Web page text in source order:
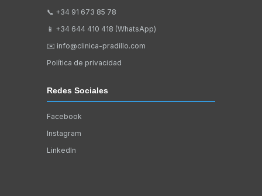
📞 +34 91 673 85 78
📱 +34 644 410 418 (WhatsApp)
✉️ info@clinica-pradillo.com
Política de privacidad
Redes Sociales
Facebook
Instagram
LinkedIn